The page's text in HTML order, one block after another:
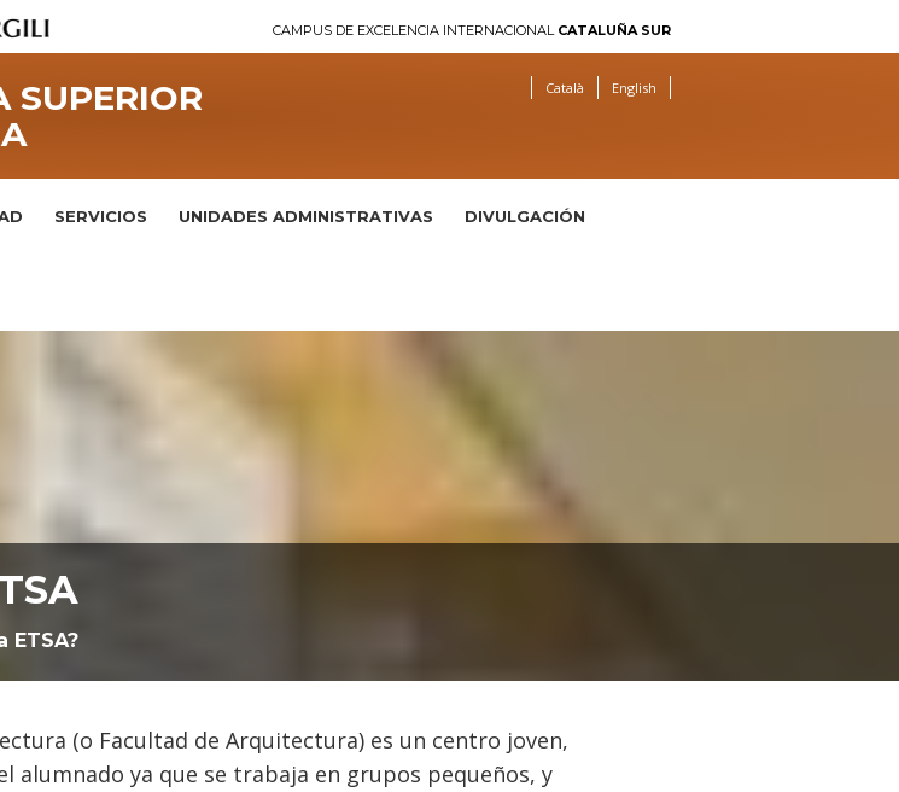
CAMPUS DE EXCELENCIA INTERNACIONAL CATALUÑA SUR
SUPERIOR
Català English
SERVICIOS UNIDADES ADMINISTRATIVAS DIVULGACIÓN
ETSA?
(o Facultad de Arquitectura) es un centro joven,
alumnado ya que se trabaja en grupos pequeños, y